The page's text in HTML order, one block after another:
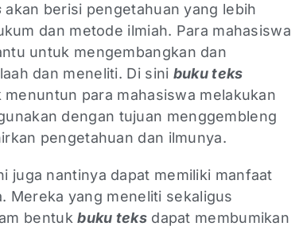
akan berisi pengetahuan yang lebih
dan metode ilmiah. Para mahasiswa
untuk mengembangkan dan
dan meneliti. Di sini buku teks
para mahasiswa melakukan
dengan tujuan menggembleng
pengetahuan dan ilmunya.
juga nantinya dapat memiliki manfaat
Mereka yang meneliti sekaligus
bentukbuku teksdapat membumikan